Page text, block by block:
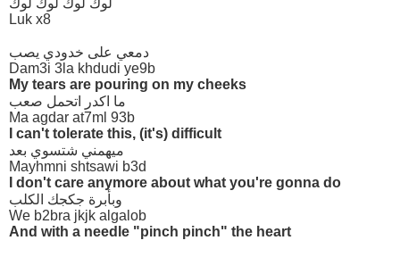
لوك لوك لوك لوك
Luk x8
دمعي على خدودي يصب
Dam3i 3la khdudi ye9b
My tears are pouring on my cheeks
ما اكدر اتحمل صعب
Ma agdar at7ml 93b
I can't tolerate this, (it's) difficult
ميهمني شتسوي بعد
Mayhmni shtsawi b3d
I don't care anymore about what you're gonna do
وبأبرة جكجك الكلب
We b2bra jkjk algalob
And with a needle "pinch pinch" the heart